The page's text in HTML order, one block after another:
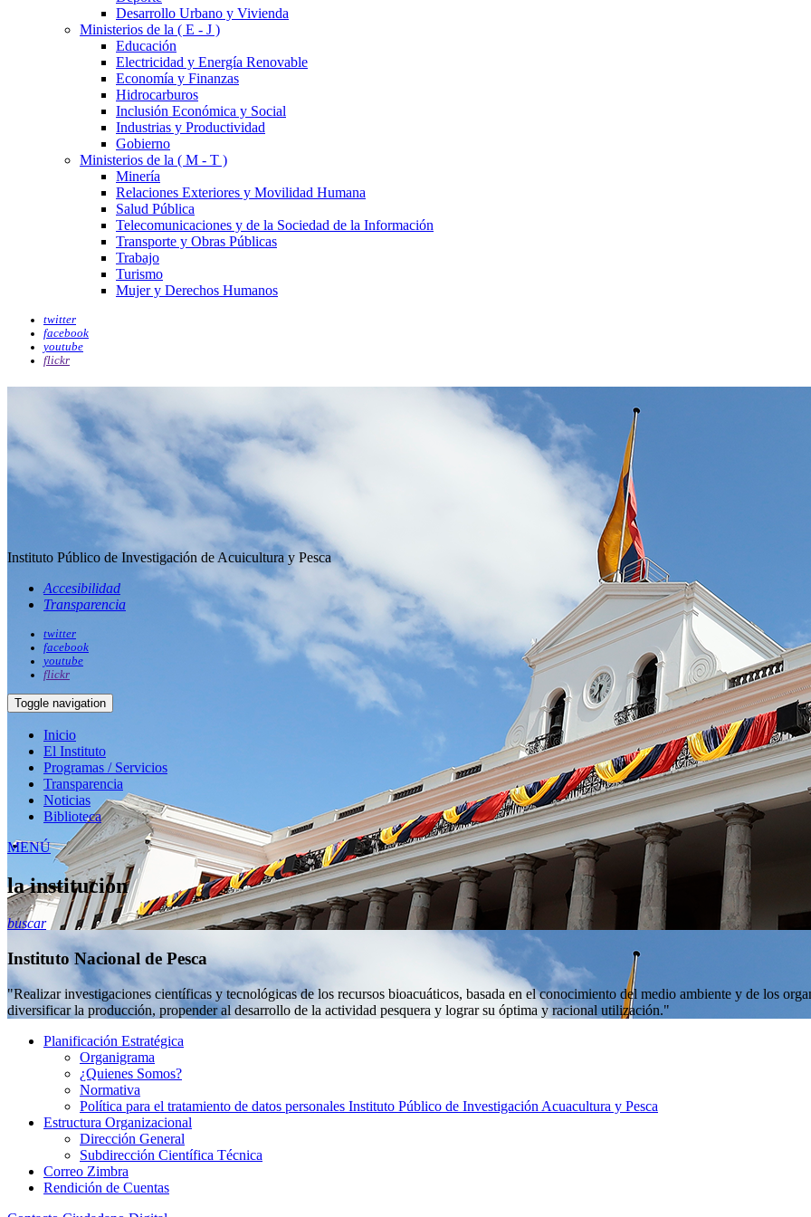
Desarrollo Urbano y Vivienda
Ministerios de la ( E - J )
Educación
Electricidad y Energía Renovable
Economía y Finanzas
Hidrocarburos
Inclusión Económica y Social
Industrias y Productividad
Gobierno
Ministerios de la ( M - T )
Minería
Relaciones Exteriores y Movilidad Humana
Salud Pública
Telecomunicaciones y de la Sociedad de la Información
Transporte y Obras Públicas
Trabajo
Turismo
Mujer y Derechos Humanos
twitter
facebook
youtube
flickr
Instituto Público de Investigación de Acuicultura y Pesca
Accesibilidad
Transparencia
twitter
facebook
youtube
flickr
Toggle navigation
Inicio
El Instituto
Programas / Servicios
Transparencia
Noticias
Biblioteca
MENÚ
la institucion
buscar
Instituto Nacional de Pesca
"Realizar investigaciones científicas y tecnológicas de los recursos bioacuáticos, basada en el conocimiento del medio ambiente y de los
diversificar la producción, propender al desarrollo de la actividad pesquera y lograr su óptima y racional utilización."
Planificación Estratégica
Organigrama
¿Quienes Somos?
Normativa
Política para el tratamiento de datos personales Instituto Público de Investigación Acuacultura y Pesca
Estructura Organizacional
Dirección General
Subdirección Científica Técnica
Correo Zimbra
Rendición de Cuentas